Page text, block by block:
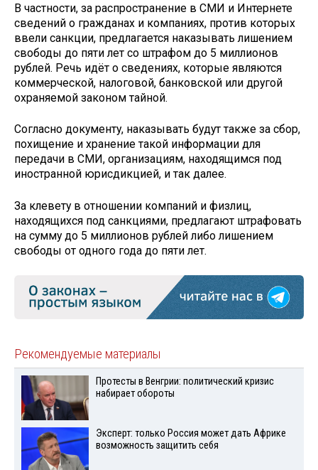
В частности, за распространение в СМИ и Интернете
сведений о гражданах и компаниях, против которых
ввели санкции, предлагается наказывать лишением
свободы до пяти лет со штрафом до 5 миллионов
рублей. Речь идёт о сведениях, которые являются
коммерческой, налоговой, банковской или другой
охраняемой законом тайной.
Согласно документу, наказывать будут также за сбор,
похищение и хранение такой информации для
передачи в СМИ, организациям, находящимся под
иностранной юрисдикцией, и так далее.
За клевету в отношении компаний и физлиц,
находящихся под санкциями, предлагают штрафовать
на сумму до 5 миллионов рублей либо лишением
свободы от одного года до пяти лет.
Рекомендуемые материалы
Протесты в Венгрии: политический кризис
набирает обороты
Эксперт: только Россия может дать Африке
возможность защитить себя